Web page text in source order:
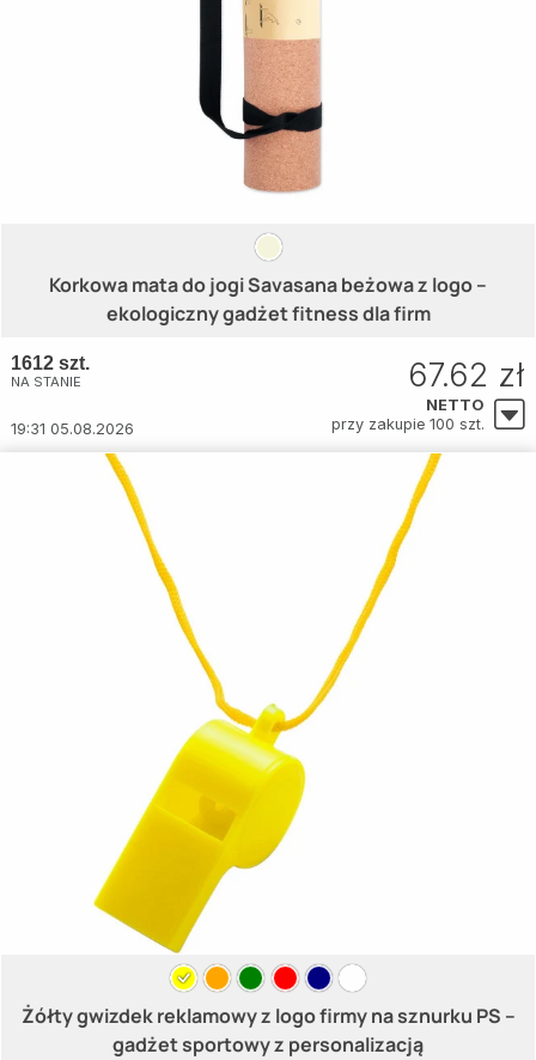
Korkowa mata do jogi Savasana beżowa z logo –
ekologiczny gadżet fitness dla firm
1612 szt.
NA STANIE
19:31 05.08.2026
67.62 zł
NETTO
przy zakupie 100 szt.
Żółty gwizdek reklamowy z logo firmy na sznurku PS –
gadżet sportowy z personalizacją